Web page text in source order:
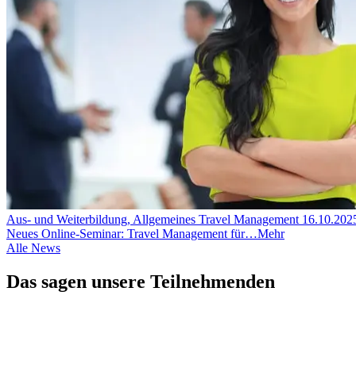
Aus- und Weiterbildung, Allgemeines Travel Management
Neues Online-Seminar: Travel Management für…Mehr
Alle News
Das sagen unsere Teilnehmenden